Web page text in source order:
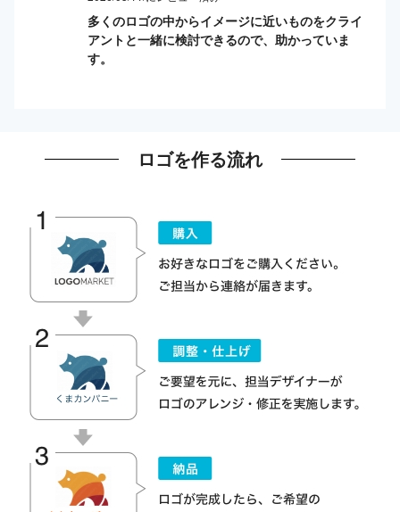
多くのロゴの中からイメージに近いものをクライ
アントと一緒に検討できるので、助かっていま
す。
ロゴを作る流れ